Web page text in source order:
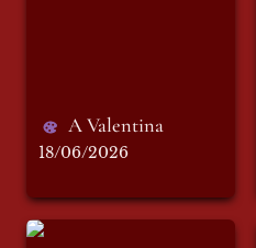
A Valentina
18/06/2026
Violetta di Parma: